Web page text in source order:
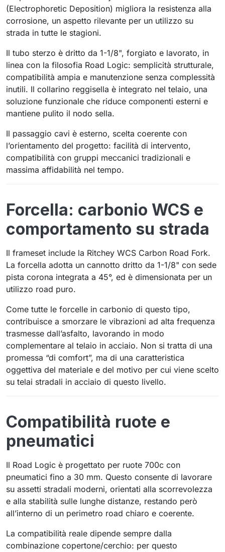
(Electrophoretic Deposition) migliora la resistenza alla
corrosione, un aspetto rilevante per un utilizzo su
strada in tutte le stagioni.
Il tubo sterzo è dritto da 1-1/8", forgiato e lavorato, in
linea con la filosofia Road Logic: semplicità strutturale,
compatibilità ampia e manutenzione senza complessità
inutili. Il collarino reggisella è integrato nel telaio, una
soluzione funzionale che riduce componenti esterni e
mantiene pulito il nodo sella.
Il passaggio cavi è esterno, scelta coerente con
l’orientamento del progetto: facilità di intervento,
compatibilità con gruppi meccanici tradizionali e
massima affidabilità nel tempo.
Forcella: carbonio WCS e
comportamento su strada
Il frameset include la Ritchey WCS Carbon Road Fork.
La forcella adotta un cannotto dritto da 1-1/8" con sede
pista corona integrata a 45°, ed è dimensionata per un
utilizzo road puro.
Come tutte le forcelle in carbonio di questo tipo,
contribuisce a smorzare le vibrazioni ad alta frequenza
trasmesse dall’asfalto, lavorando in modo
complementare al telaio in acciaio. Non si tratta di una
promessa “di comfort”, ma di una caratteristica
oggettiva del materiale e del motivo per cui viene scelto
su telai stradali in acciaio di questo livello.
Compatibilità ruote e
pneumatici
Il Road Logic è progettato per ruote 700c con
pneumatici fino a 30 mm. Questo consente di lavorare
su assetti stradali moderni, orientati alla scorrevolezza
e alla stabilità sulle lunghe distanze, restando però
all’interno di un perimetro road chiaro e coerente.
La compatibilità reale dipende sempre dalla
combinazione copertone/cerchio: per questo